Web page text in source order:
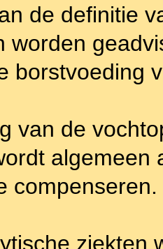
de definitie
worden
borstvoeding
van de
algemeen
compenseren.
ziekten